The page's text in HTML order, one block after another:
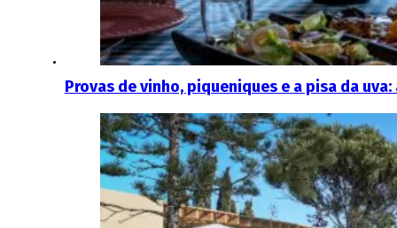
Provas de vinho, piqueniques e a pisa da